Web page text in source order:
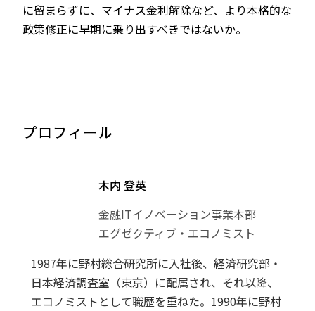
に留まらずに、マイナス金利解除など、より本格的な
政策修正に早期に乗り出すべきではないか。
プロフィール
木内 登英
金融ITイノベーション事業本部
エグゼクティブ・エコノミスト
1987年に野村総合研究所に入社後、経済研究部・
日本経済調査室（東京）に配属され、それ以降、
エコノミストとして職歴を重ねた。1990年に野村